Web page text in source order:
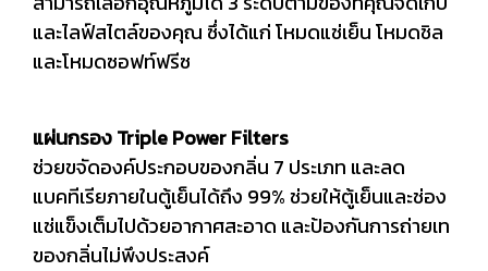
และไลฟ์สไตล์ของคุณ ซึ่งได้แก่ โหมดแช่เย็น โหมดชิล
และโหมดซอฟท์ฟรีซ
แผ่นกรอง Triple Power Filters
ช่วยขจัดองค์ประกอบของกลิ่น 7 ประเภท และลด
แบคทีเรียภายในตู้เย็นได้ถึง 99% ช่วยให้ตู้เย็นและช่อง
แช่แข็งเต็มไปด้วยอากาศสะอาด และป้องกันการถ่ายเท
ของกลิ่นไม่พึงประสงค์